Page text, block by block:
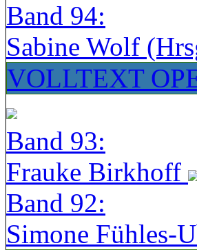
Band 94:
Sabine Wolf
VOLLTEXT
Band 93:
Frauke Birkhoff
Band 92:
Simone Fühles-